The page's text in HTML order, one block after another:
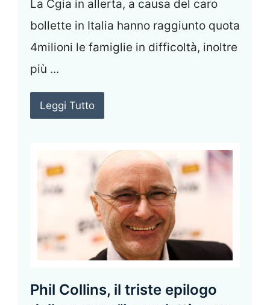
La Cgia in allerta, a causa del caro
bollette in Italia hanno raggiunto quota
4milioni le famiglie in difficoltà, inoltre
più ...
Leggi Tutto
Phil Collins, il triste epilogo